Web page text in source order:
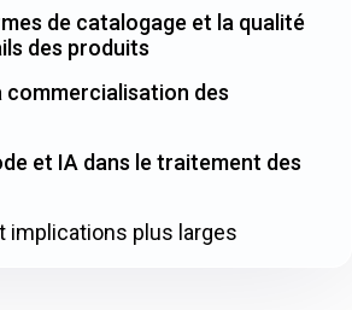
de catalogage et la qualité
des produits
des
et IA dans le traitement des
implications plus larges